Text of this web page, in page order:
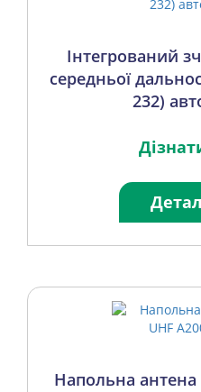
Інтегрований
середньої
232)
Напольна антена